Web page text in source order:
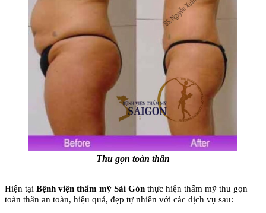
Thu gọn toàn thân
Hiện tại Bệnh viện thẩm mỹ Sài Gòn thực hiện thẩm mỹ thu gọn
toàn thân an toàn, hiệu quả, đẹp tự nhiên với các dịch vụ sau: